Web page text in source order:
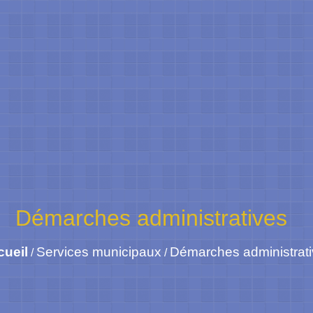
Démarches administratives
/ Services municipaux / Démarches